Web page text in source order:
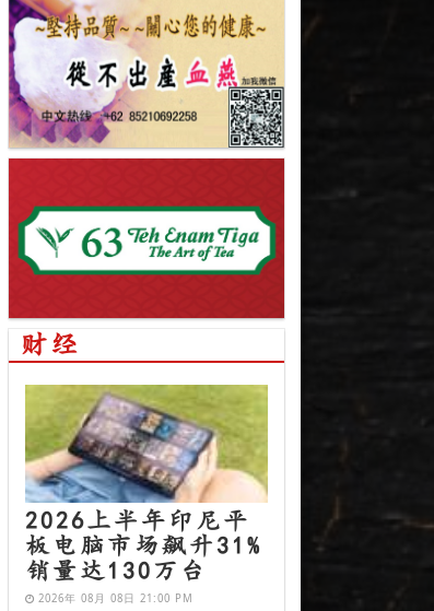
财经
2026上半年印尼平
板电脑市场飙升31%
销量达130万台
2026年 08月 08日 21:00 PM